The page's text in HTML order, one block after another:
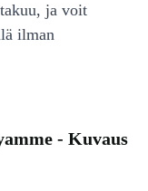
ja voit
ilman
- Kuvaus